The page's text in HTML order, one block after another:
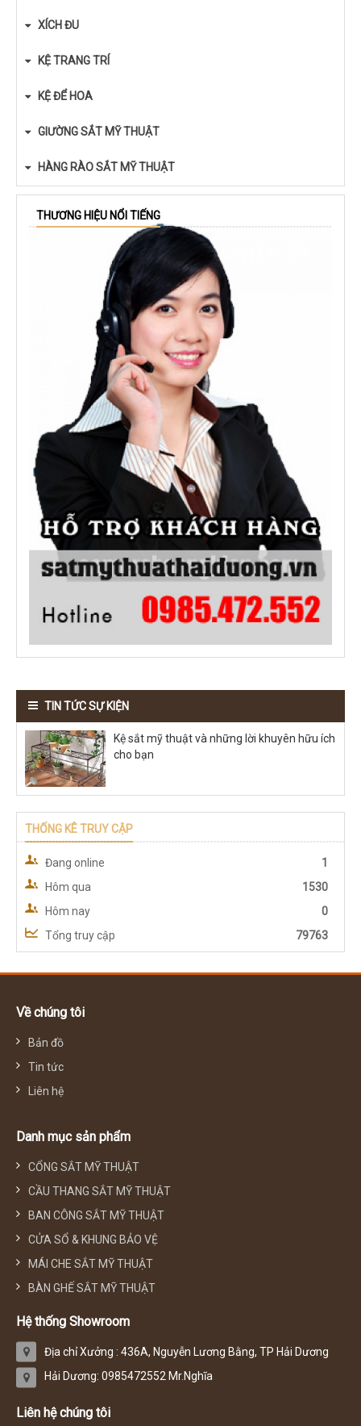
XÍCH ĐU
KỆ TRANG TRÍ
KỆ ĐỂ HOA
GIƯỜNG SẮT MỸ THUẬT
HÀNG RÀO SẮT MỸ THUẬT
THƯƠNG HIỆU NỔI TIẾNG
TIN TỨC SỰ KIỆN
Kệ sắt mỹ thuật và những lời khuyên hữu ích
cho bạn
THỐNG KÊ TRUY CẬP
Đang online
1
Hôm qua
1530
Hôm nay
0
Tổng truy cập
79763
Về chúng tôi
Bản đồ
Tin tức
Liên hệ
Danh mục sản phẩm
CỔNG SẮT MỸ THUẬT
CẦU THANG SẮT MỸ THUẬT
BAN CÔNG SẮT MỸ THUẬT
CỬA SỔ & KHUNG BẢO VỆ
MÁI CHE SẮT MỸ THUẬT
BÀN GHẾ SẮT MỸ THUẬT
Hệ thống Showroom
Địa chỉ Xưởng : 436A, Nguyễn Lương Bằng, TP Hải Dương
Hải Dương: 0985472552 Mr.Nghĩa
Liên hệ chúng tôi